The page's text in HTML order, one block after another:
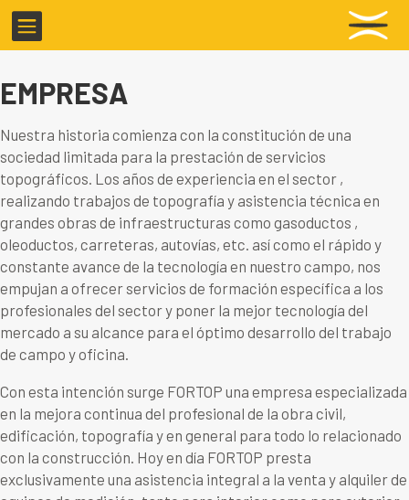

EMPRESA
Nuestra historia comienza con la constitución de una
sociedad limitada para la prestación de servicios
topográficos. Los años de experiencia en el sector ,
realizando trabajos de topografía y asistencia técnica en
grandes obras de infraestructuras como gasoductos ,
oleoductos, carreteras, autovías, etc. así como el rápido y
constante avance de la tecnología en nuestro campo, nos
empujan a ofrecer servicios de formación específica a los
profesionales del sector y poner la mejor tecnología del
mercado a su alcance para el óptimo desarrollo del trabajo
de campo y oficina.
Con esta intención surge FORTOP una empresa especializada
en la mejora continua del profesional de la obra civil,
edificación, topografía y en general para todo lo relacionado
con la construcción. Hoy en día FORTOP presta
exclusivamente una asistencia integral a la venta y alquiler de